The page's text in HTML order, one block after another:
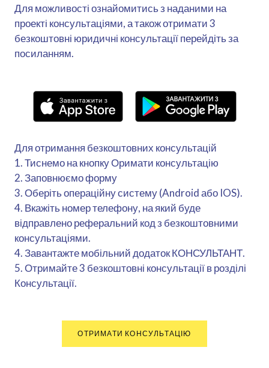
Для можливості ознайомитись з наданими на
проекті консультаціями, а також отримати 3
безкоштовні юридичні консультації перейдіть за
посиланням.
Для отримання безкоштовних консультацій
1. Тиснемо на кнопку Оримати консультацію
2. Заповнюємо форму
3. Оберіть операційну систему (Android або IOS).
4. Вкажіть номер телефону, на який буде
відправлено реферальний код з безкоштовними
консультаціями.
4. Завантажте мобільний додаток КОНСУЛЬТАНТ.
5. Отримайте 3 безкоштовні консультації в розділі
Консультації.
ОТРИМАТИ КОНСУЛЬТАЦІЮ